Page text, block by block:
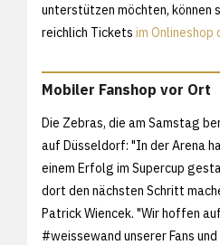
unterstützen möchten, können
reichlich Tickets im Onlineshop
Mobiler Fanshop vor Ort
Die Zebras, die am Samstag
auf Düsseldorf: "In der Arena
einem Erfolg im Supercup
dort den nächsten Schritt
Patrick Wiencek. "Wir hoffen
#weissewand unserer Fans